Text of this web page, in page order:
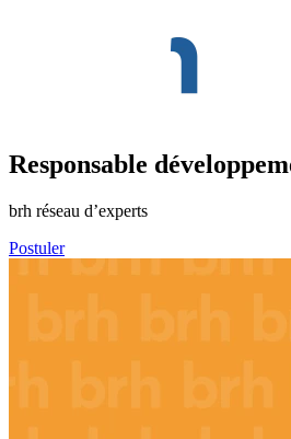
Responsable
brh réseau d’experts
Postuler